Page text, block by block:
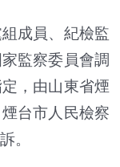
成員、紀檢監
監察委員會調
，由山東省煙
台市人民檢察
。